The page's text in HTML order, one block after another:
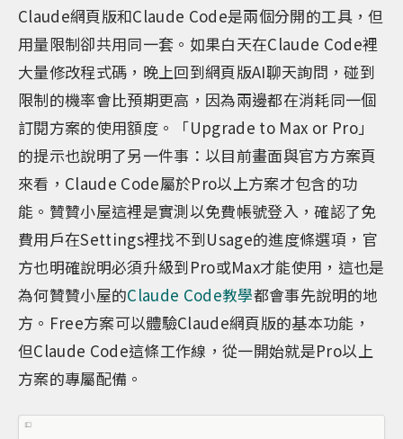
Claude網頁版和Claude Code是兩個分開的工具，但
用量限制卻共用同一套。如果白天在Claude Code裡
大量修改程式碼，晚上回到網頁版AI聊天詢問，碰到
限制的機率會比預期更高，因為兩邊都在消耗同一個
訂閱方案的使用額度。「Upgrade to Max or Pro」
的提示也說明了另一件事：以目前畫面與官方方案頁
來看，Claude Code屬於Pro以上方案才包含的功
能。贊贊小屋這裡是實測以免費帳號登入，確認了免
費用戶在Settings裡找不到Usage的進度條選項，官
方也明確說明必須升級到Pro或Max才能使用，這也是
為何贊贊小屋的Claude Code教學都會事先說明的地
方。Free方案可以體驗Claude網頁版的基本功能，
但Claude Code這條工作線，從一開始就是Pro以上
方案的專屬配備。